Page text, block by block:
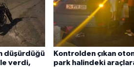
düşürdüğü
verdi,
Kontrolden çıkan
park halindeki